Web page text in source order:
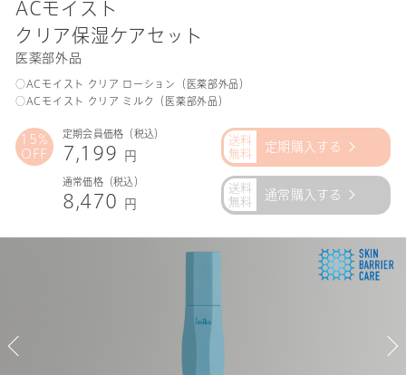
ACモイスト
クリア保湿ケアセット
医薬部外品
○ACモイスト クリア ローション（医薬部外品）
○ACモイスト クリア ミルク（医薬部外品）
15%
OFF
定期会員価格（税込）
7,199 円
定期購入する
通常価格（税込）
8,470 円
通常購入する